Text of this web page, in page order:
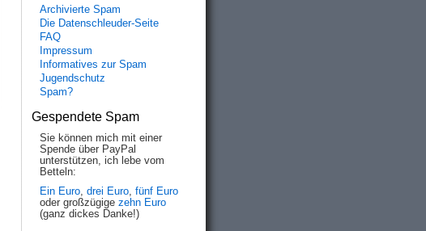
Archivierte Spam
Die Datenschleuder-Seite
FAQ
Impressum
Informatives zur Spam
Jugendschutz
Spam?
Gespendete Spam
Sie können mich mit einer
Spende über PayPal
unterstützen, ich lebe vom
Betteln:
Ein Euro, drei Euro, fünf Euro
oder großzügige zehn Euro
(ganz dickes Danke!)